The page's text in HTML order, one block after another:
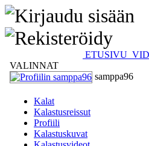
ETUSIVU
VALINNAT
samppa96
Kalat
Kalastusreissut
Profiili
Kalastuskuvat